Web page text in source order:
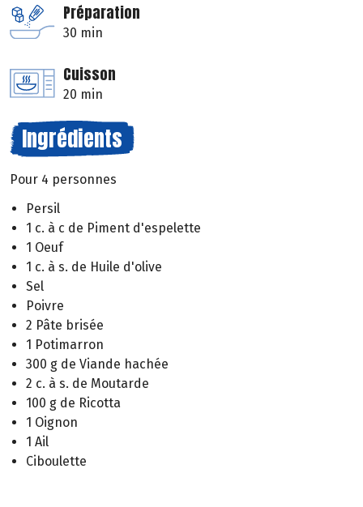
Préparation
30 min
Cuisson
20 min
Ingrédients
Pour 4 personnes
Persil
1 c. à c de Piment d'espelette
1 Oeuf
1 c. à s. de Huile d'olive
Sel
Poivre
2 Pâte brisée
1 Potimarron
300 g de Viande hachée
2 c. à s. de Moutarde
100 g de Ricotta
1 Oignon
1 Ail
Ciboulette